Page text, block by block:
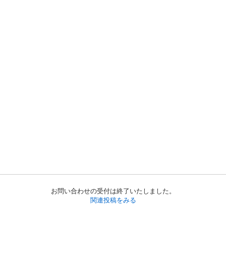
お問い合わせの受付は終了いたしました。
関連投稿をみる